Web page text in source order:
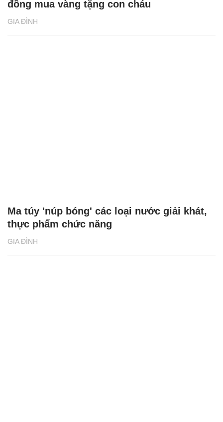
GIA ĐÌNH
đồng mua vàng tặng con cháu
GIA ĐÌNH
Ma túy 'núp bóng' các loại nước giải khát,
thực phẩm chức năng